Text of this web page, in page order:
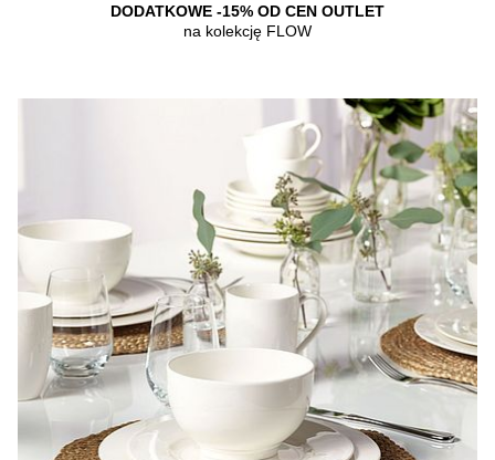
DODATKOWE -15% OD CEN OUTLET
na kolekcję FLOW